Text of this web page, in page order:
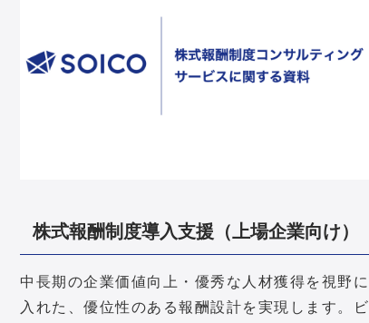
株式報酬制度導入支援（上場企業向け）
中長期の企業価値向上・優秀な人材獲得を視野に
入れた、優位性のある報酬設計を実現します。ビ